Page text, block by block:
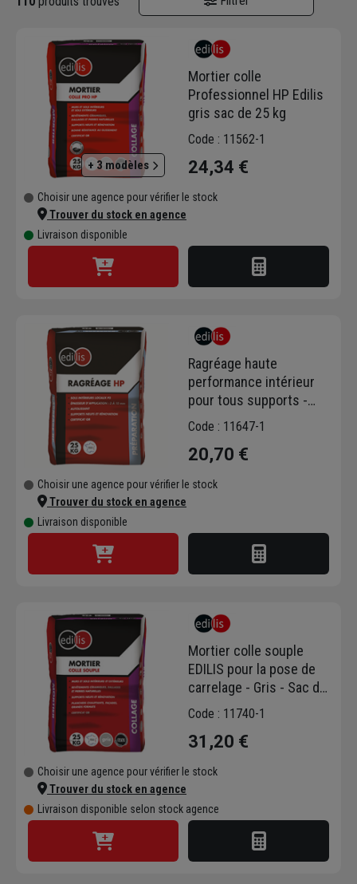
+ 3 modèles
Mortier colle
Professionnel HP Edilis
gris sac de 25 kg
Code : 11562-1
24,34 €
Choisir une agence pour vérifier le stock
Trouver du stock en agence
Livraison disponible
Ragréage haute
performance intérieur
pour tous supports -
Edilis - Sac de 25 kg
Code : 11647-1
20,70 €
Choisir une agence pour vérifier le stock
Trouver du stock en agence
Livraison disponible
Mortier colle souple
EDILIS pour la pose de
carrelage - Gris - Sac de
25 KG
Code : 11740-1
31,20 €
Choisir une agence pour vérifier le stock
Trouver du stock en agence
Livraison disponible selon stock agence